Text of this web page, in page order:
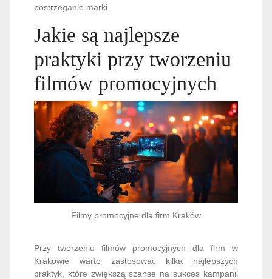
postrzeganie marki.
Jakie są najlepsze
praktyki przy tworzeniu
filmów promocyjnych
Filmy promocyjne dla firm Kraków
Przy tworzeniu filmów promocyjnych dla firm w
Krakowie warto zastosować kilka najlepszych
praktyk, które zwiększą szanse na sukces kampanii